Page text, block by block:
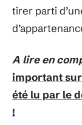
tirer parti
A lire en
important sur
été lu par le
!